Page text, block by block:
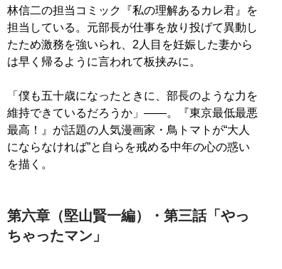
林信二の担当コミック『私の理解あるカレ君』を
担当している。元部長が仕事を放り投げて異動し
たため激務を強いられ、2人目を妊娠した妻から
は早く帰るように言われて板挟みに。
「僕も五十歳になったときに、部長のような力を
維持できているだろうか」――。『東京最低最悪
最高！』が話題の人気漫画家・鳥トマトが“大人
にならなければ”と自らを戒める中年の心の惑い
を描く。
第六章（堅山賢一編）・第三話「やっ
ちゃったマン」